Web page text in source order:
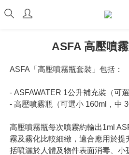
ASFA 高壓噴
ASFA「高壓噴霧瓶套裝」包括：
- ASFAWATER 1公升補充裝（可
- 高壓噴霧瓶（可選小 160ml，中
高壓噴霧瓶每次噴霧約輸出1ml
霧及霧化比較細緻，適合應用於提
括噴灑於人體及物件表面消毒、小